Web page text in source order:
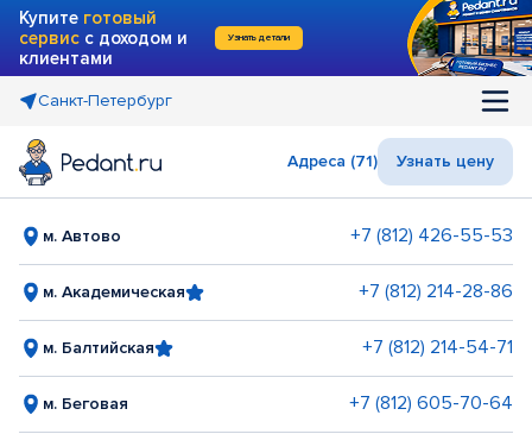
Купите готовый
сервис с доходом и
клиентами
Узнать детали
Санкт-Петербург
Адреса (71) Узнать цену
м. Автово +7 (812) 426-55-53
м. Академическая +7 (812) 214-28-86
м. Балтийская +7 (812) 214-54-71
м. Беговая +7 (812) 605-70-64